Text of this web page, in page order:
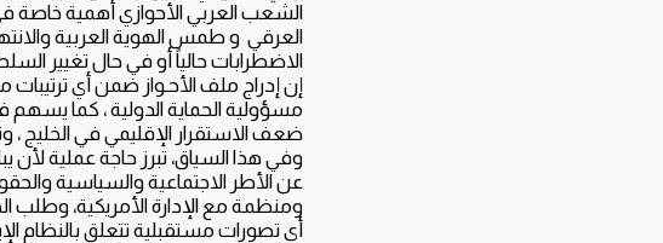
الشعب العربي الأحوازي أهمية خاصة
العرقي و طمس الهوية العربية
الاضطرابات حالياً أو في حال تغيير
إن إدراج ملف الأحـواز ضمن أي
مسؤولية الحماية الدولية ، كما
ضعف الاستقرار الإقليمي في الخليج
وفي هذا السياق، تبرز حاجة عملية لأن
عن الأطر الاجتماعية والسياسية
ومنظمة مع الإدارة الأمريكية، وطلب
أي تصورات مستقبلية تتعلق بالنظام